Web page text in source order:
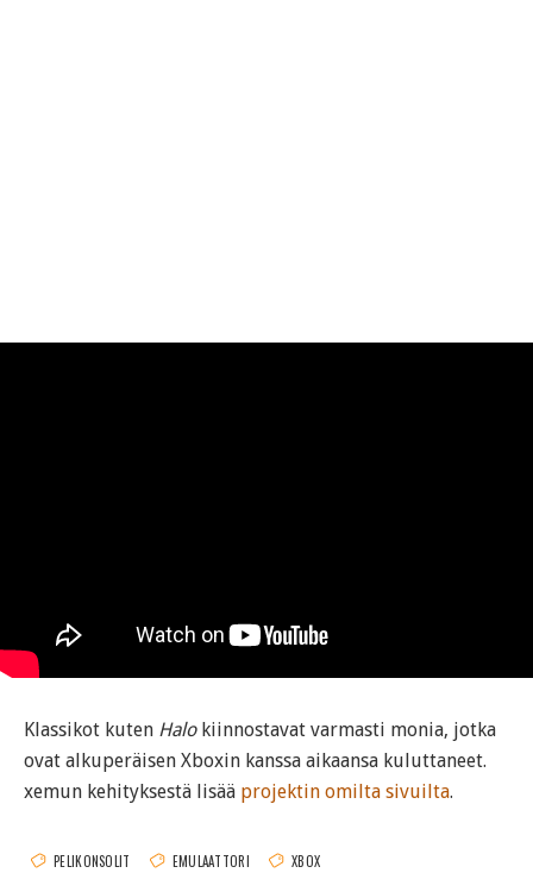
Klassikot kuten Halokiinnostavat varmasti monia, jotka
ovat alkuperäisen Xboxin kanssa aikaansa kuluttaneet.
xemun kehityksestä lisää projektin omilta sivuilta.
PELIKONSOLIT EMULAATTORI XBOX